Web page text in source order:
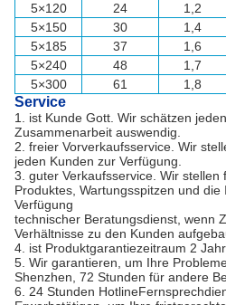
5×120
24 1,2
5×150
30 1,4
5×185
37 1,6
5×240
48 1,7
5×300
61 1,8
Service
1. ist Kunde Gott. Wir schätzen
Zusammenarbeit auswendig.
2. freier Vorverkaufsservice. Wir
jeden Kunden zur Verfügung.
3. guter Verkaufsservice. Wir
Produktes, Wartungsspitzen und
Verfügung
technischer Beratungsdienst, wenn
Verhältnisse zu den Kunden
4. ist Produktgarantiezeitraum 2
5. Wir garantieren, um Ihre
Shenzhen, 72 Stunden für andere
6. 24 Stunden